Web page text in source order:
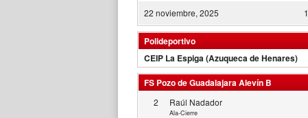
22 noviembre, 2025
Polideportivo
CEIP La Espiga (Azuqueca de Henares)
FS Pozo de Guadalajara Alevín B
2 Raúl Nadador
Ala-Cierre